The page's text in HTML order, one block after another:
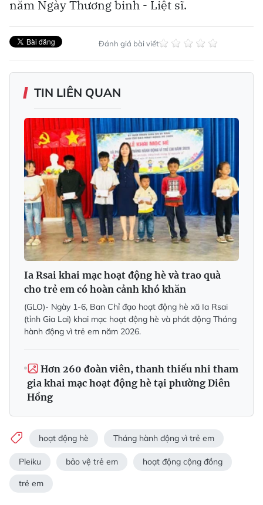
năm Ngày Thương binh - Liệt sĩ.
Đánh giá bài viết
TIN LIÊN QUAN
Ia Rsai khai mạc hoạt động hè và trao quà
cho trẻ em có hoàn cảnh khó khăn
(GLO)- Ngày 1-6, Ban Chỉ đạo hoạt động hè xã Ia Rsai
(tỉnh Gia Lai) khai mạc hoạt động hè và phát động Tháng
hành động vì trẻ em năm 2026.
Hơn 260 đoàn viên, thanh thiếu nhi tham
gia khai mạc hoạt động hè tại phường Diên
Hồng
hoạt động hè Tháng hành động vì trẻ em
Pleiku bảo vệ trẻ em hoạt động cộng đồng
trẻ em